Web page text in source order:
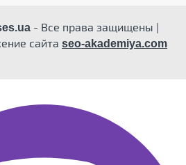
- Все права защищены |
сайта seo-akademiya.com